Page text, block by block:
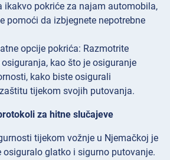
ikakvo pokriće za najam automobila,
pomoći da izbjegnete nepotrebne
opcije pokrića: Razmotrite
kao što je osiguranje
kako biste osigurali
tijekom svojih putovanja.
za hitne slučajeve
tijekom vožnje u Njemačkoj je
osiguralo glatko i sigurno putovanje.